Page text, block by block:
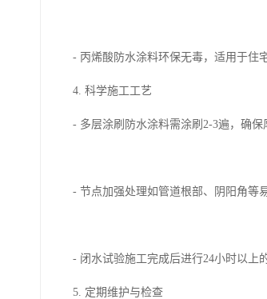
- 丙烯酸防水涂料环保无毒，适用于住
4. 科学施工工艺
- 多层涂刷防水涂料需涂刷2-3遍，确保
- 节点加强处理如管道根部、阴阳角等
- 闭水试验施工完成后进行24小时以上
5. 定期维护与检查